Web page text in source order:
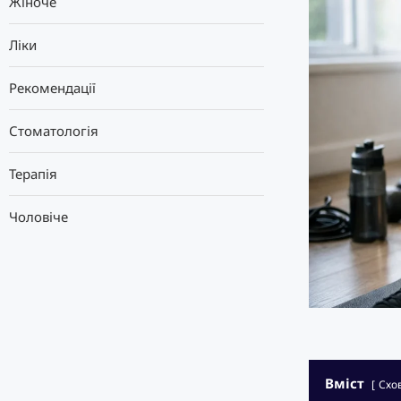
Вміст
Ліки
Рекомендації
Стоматологія
Терапія
Чоловіче